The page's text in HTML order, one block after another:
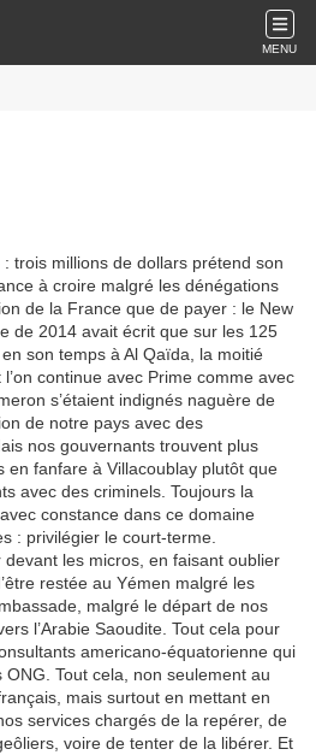
MENU
: trois millions de dollars prétend son
à croire malgré les dénégations
de la France que de payer : le New
de 2014 avait écrit que sur les 125
son temps à Al Qaïda, la moitié
continue avec Prime comme avec
s’étaient indignés naguère de
de notre pays avec des
nos gouvernants trouvent plus
en fanfare à Villacoublay plutôt que
avec des criminels. Toujours la
constance dans ce domaine
: privilégier le court-terme.
les micros, en faisant oublier
restée au Yémen malgré les
malgré le départ de nos
l’Arabie Saoudite. Tout cela pour
americano-équatorienne qui
Tout cela, non seulement au
mais surtout en mettant en
services chargés de la repérer, de
voire de tenter de la libérer. Et